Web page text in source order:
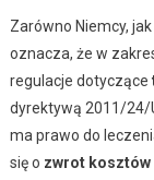
Zarówno Niemcy,
oznacza, że w
regulacje dotyczące
dyrektywą 2011/24/
ma prawo do
się o zwrot kosztów